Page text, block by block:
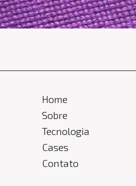
Home
Sobre
Tecnologia
Cases
Contato